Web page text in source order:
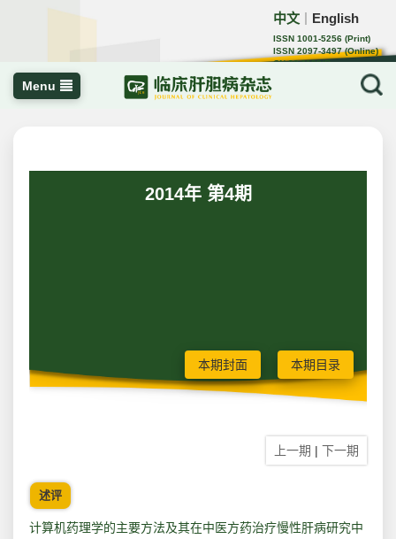
中文 English
ISSN 1001-5256 (Print)
ISSN 2097-3497 (Online)
CN 22-1108/R
Menu
2014年 第4期
本期封面 本期目录
上一期 | 下一期
述评
计算机药理学的主要方法及其在中医方药治疗慢性肝病研究中